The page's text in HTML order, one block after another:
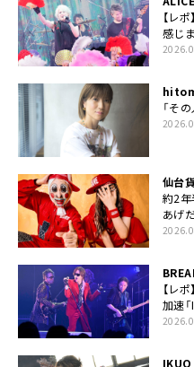
【レ
感じ
「そ
仙台
約2年
あげ
【レ
加速「
IKUO